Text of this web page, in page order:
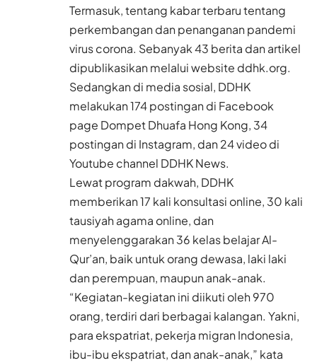
Termasuk, tentang kabar terbaru tentang
perkembangan dan penanganan pandemi
virus corona. Sebanyak 43 berita dan artikel
dipublikasikan melalui website ddhk.org.
Sedangkan di media sosial, DDHK
melakukan 174 postingan di Facebook
page Dompet Dhuafa Hong Kong, 34
postingan di Instagram, dan 24 video di
Youtube channel DDHK News.
Lewat program dakwah, DDHK
memberikan 17 kali konsultasi online, 30 kali
tausiyah agama online, dan
menyelenggarakan 36 kelas belajar Al-
Qur’an, baik untuk orang dewasa, laki laki
dan perempuan, maupun anak-anak.
“Kegiatan-kegiatan ini diikuti oleh 970
orang, terdiri dari berbagai kalangan. Yakni,
para ekspatriat, pekerja migran Indonesia,
ibu-ibu ekspatriat, dan anak-anak,” kata